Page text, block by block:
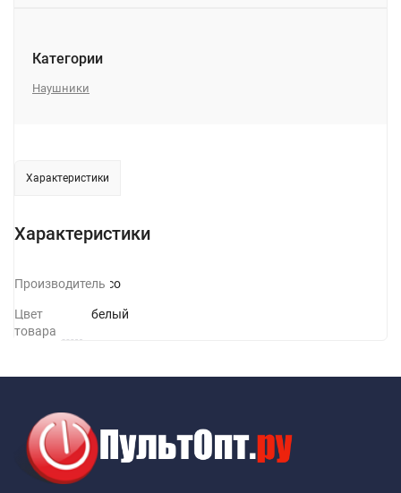
Категории
Наушники
Характеристики
Характеристики
ПроизводительHoco
Цвет
товара
белый